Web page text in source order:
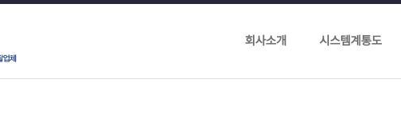
회사소개 시스템계통도